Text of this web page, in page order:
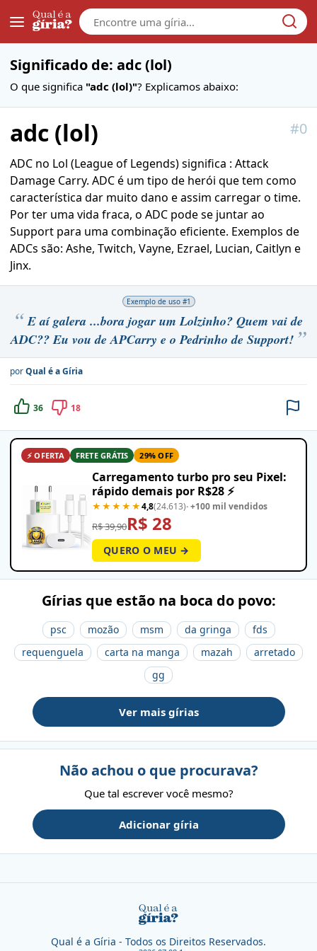
Galera
Significado de: adc (lol)
O que significa "adc (lol)"? Explicamos abaixo:
#0
adc (lol)
ADC no Lol (League of Legends) significa : Attack
Damage Carry. ADC é um tipo de herói que tem como
característica dar muito dano e assim carregar o time.
Por ter uma vida fraca, o ADC pode se juntar ao
Support para uma combinação eficiente. Exemplos de
ADCs são: Ashe, Twitch, Vayne, Ezrael, Lucian, Caitlyn e
Jinx.
Exemplo de uso #1
E aí galera ...bora jogar um Lolzinho? Quem vai de
ADC?? Eu vou de APCarry e o Pedrinho de Support!
porQual é a Gíria
36 18
⚡ OFERTA FRETE GRÁTIS 29% OFF
Carregamento turbo pro seu Pixel:
rápido demais por R$28 ⚡
★★★★★4,8(24.613)· +100 mil vendidos
R$ 39,90R$ 28
QUERO O MEU →
Gírias que estão na boca do povo:
psc mozão msm da gringa
fds
requenguela
carta na manga mazah
arretado
gg
Ver mais gírias
Não achou o que procurava?
Que tal escrever você mesmo?
Adicionar gíria
Qual é a Gíria - Todos os Direitos Reservados.